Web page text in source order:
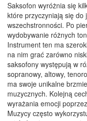
Saksofon wyróżnia się
które przyczyniają się do
wszechstronności. Po
wydobywanie różnych
Instrument ten ma
na nim grać zarówno
saksofony występują w
sopranowy, altowy,
ma swoje unikalne
muzycznych. Kolejną
wyrażania emocji
Muzycy często